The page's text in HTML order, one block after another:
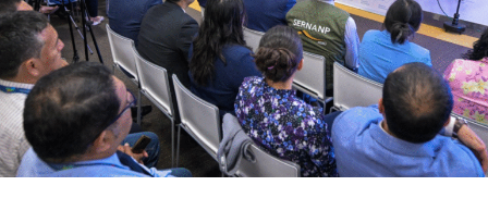
El debate de la restitución de la detención preliminar ha